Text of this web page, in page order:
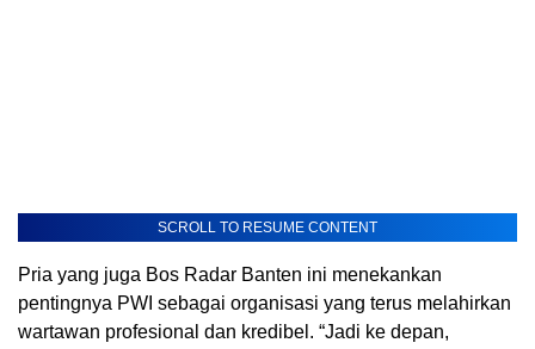
SCROLL TO RESUME CONTENT
Pria yang juga Bos Radar Banten ini menekankan
pentingnya PWI sebagai organisasi yang terus melahirkan
wartawan profesional dan kredibel. “Jadi ke depan,